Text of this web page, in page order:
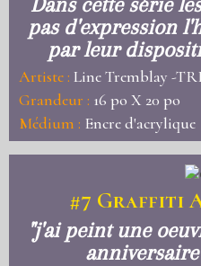
pas d'expression
par leur
Artiste : Line Tremblay -
Grandeur : 16 po X 20 po
Médium : Encre d'acrylique
#7 Graffiti
"j'ai peint une